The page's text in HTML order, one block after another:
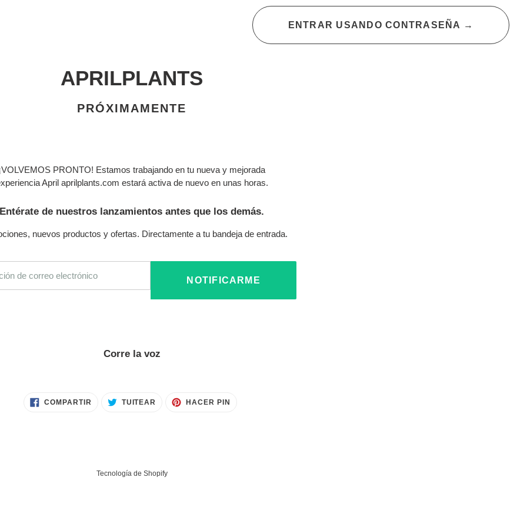
ENTRAR USANDO CONTRASEÑA →
APRILPLANTS
PRÓXIMAMENTE
PRONTO! Estamos trabajando en tu nueva y mejorada
April aprilplants.com estará activa de nuevo en unas horas.
Entérate de nuestros lanzamientos antes que los demás.
nuevos productos y ofertas. Directamente a tu bandeja de entrada.
NOTIFICARME
Corre la voz
COMPARTIR COMPARTIR
EN
TUITEAR TUITEARHACER PIN
Tecnología de Shopify